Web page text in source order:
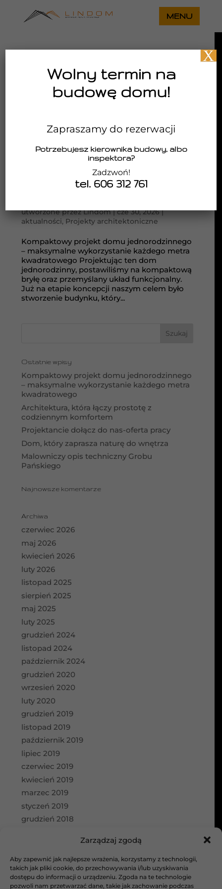
Zarządzaj zgodą
Aby zapewnić jak najlepsze wrażenia, korzystamy z technologii,
takich jak pliki cookie, do przechowywania i/lub uzyskiwania
dostępu do informacji o urządzeniu. Zgoda na te technologie
pozwoli nam przetwarzać dane, takie jak zachowanie podczas
Kompaktowy projekt domu jednorodzinnego –
utworzone przezLindom|cze 30, 2026|
aktualności, Projekty architektoniczne
Kompaktowy projekt domu jednorodzinnego
– maksymalne wykorzystanie każdego metra
kwadratowego Projektując ten dom
jednorodzinny, postawiliśmy na kompaktową
bryłę oraz przemyślany układ funkcjonalny.
Już na etapie koncepcji naszym celem było
stworzenie budynku, który...
Ostatnie wpisy
Kompaktowy projekt domu jednorodzinnego
– maksymalne wykorzystanie każdego metra
kwadratowego
Architektura, która łączy prostotę z
codziennym komfortem
Projektancie dołącz do nas-oferta pracy
Dom, który zaprasza naturę do wnętrza
Malowniczy opis techniczny Grobu
Pańskiego
Najnowsze komentarze
Archiwa
czerwiec 2026
maj 2026
kwiecień 2026
luty 2026
listopad 2025
sierpień 2025
maj 2025
luty 2025
grudzień 2024
listopad 2024
październik 2024
grudzień 2020
wrzesień 2020
luty 2020
grudzień 2019
listopad 2019
październik 2019
lipiec 2019
czerwiec 2019
kwiecień 2019
marzec 2019
styczeń 2019
grudzień 2018
Kategorie
aktualności
Bez kategorii
Wolny termin na
budowę domu!
Zapraszamy do rezerwacji
Potrzebujesz kierownika budowy, albo
inspektora?
Zadzwoń!
tel. 606 312 761
X